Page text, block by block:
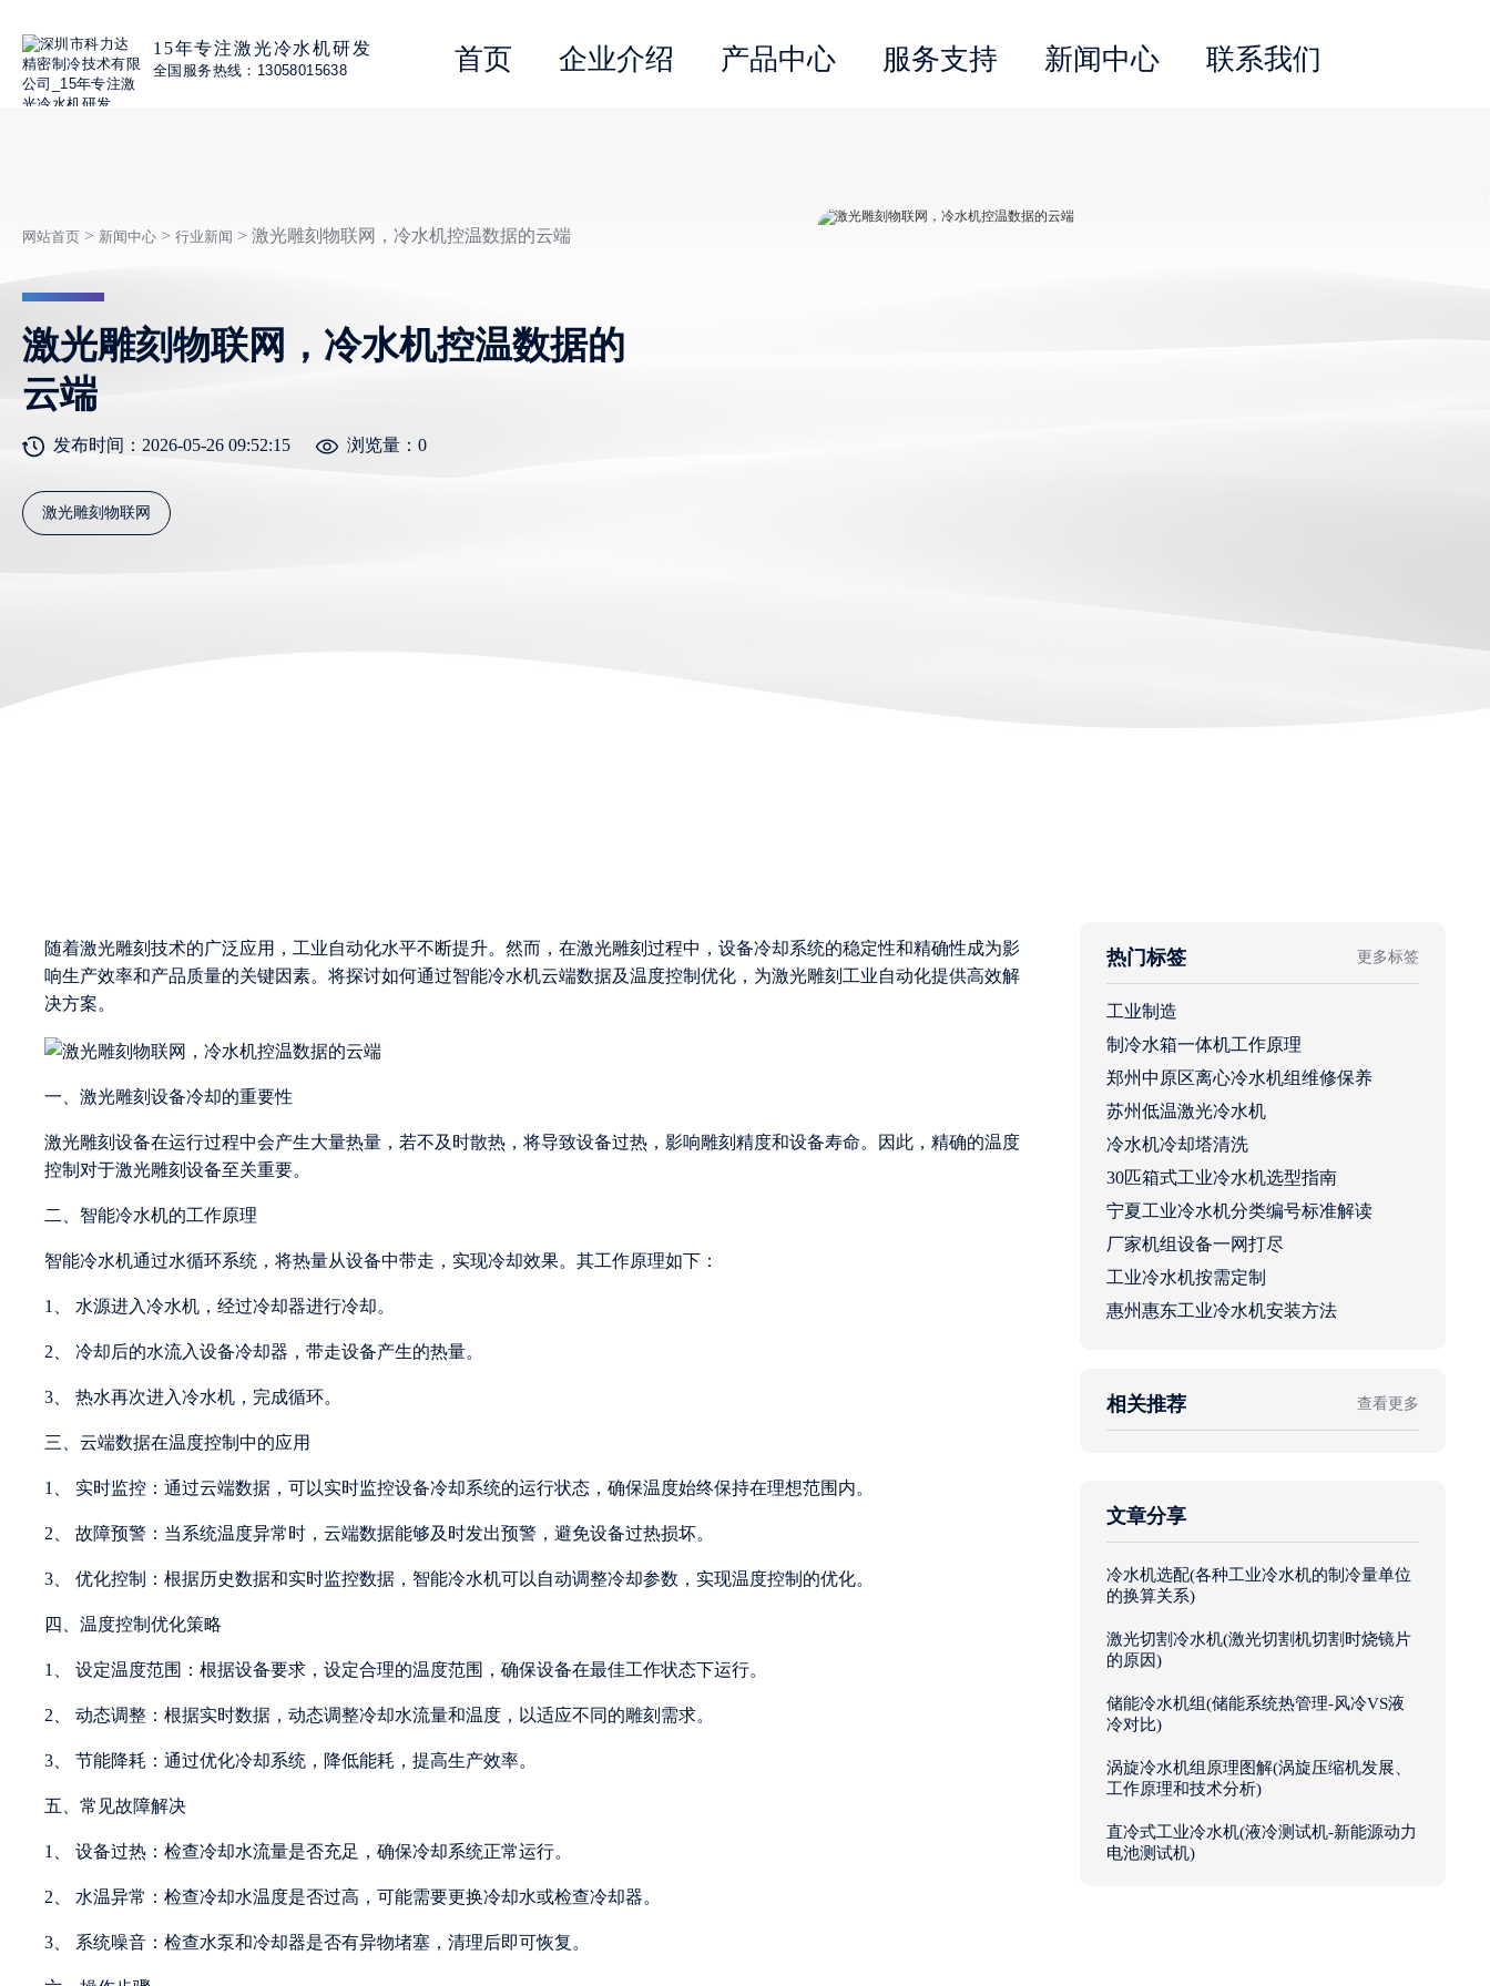
15年专注激光冷水机研发
全国服务热线：13058015638 首页 企业介绍 产品中心 服务支持 新闻中心 联系我们
网站首页 > 新闻中心 > 行业新闻 > 激光雕刻物联网，冷水机控温数据的云端
激光雕刻物联网，冷水机控温数据的
云端
发布时间：2026-05-26 09:52:15 浏览量： 0
激光雕刻物联网
随着激光雕刻技术的广泛应用，工业自动化水平不断提升。然而，在激光雕刻过程中，设备冷却系统的稳定性和精确性成为影
响生产效率和产品质量的关键因素。将探讨如何通过智能冷水机云端数据及温度控制优化，为激光雕刻工业自动化提供高效解
决方案。
一、激光雕刻设备冷却的重要性
激光雕刻设备在运行过程中会产生大量热量，若不及时散热，将导致设备过热，影响雕刻精度和设备寿命。因此，精确的温度
控制对于激光雕刻设备至关重要。
二、智能冷水机的工作原理
智能冷水机通过水循环系统，将热量从设备中带走，实现冷却效果。其工作原理如下：
1、 水源进入冷水机，经过冷却器进行冷却。
2、 冷却后的水流入设备冷却器，带走设备产生的热量。
3、 热水再次进入冷水机，完成循环。
三、云端数据在温度控制中的应用
1、 实时监控：通过云端数据，可以实时监控设备冷却系统的运行状态，确保温度始终保持在理想范围内。
2、 故障预警：当系统温度异常时，云端数据能够及时发出预警，避免设备过热损坏。
3、 优化控制：根据历史数据和实时监控数据，智能冷水机可以自动调整冷却参数，实现温度控制的优化。
四、温度控制优化策略
1、 设定温度范围：根据设备要求，设定合理的温度范围，确保设备在最佳工作状态下运行。
2、 动态调整：根据实时数据，动态调整冷却水流量和温度，以适应不同的雕刻需求。
3、 节能降耗：通过优化冷却系统，降低能耗，提高生产效率。
五、常见故障解决
1、 设备过热：检查冷却水流量是否充足，确保冷却系统正常运行。
2、 水温异常：检查冷却水温度是否过高，可能需要更换冷却水或检查冷却器。
3、 系统噪音：检查水泵和冷却器是否有异物堵塞，清理后即可恢复。
热门标签 更多标签
工业制造
制冷水箱一体机工作原理
郑州中原区离心冷水机组维修保养
苏州低温激光冷水机
冷水机冷却塔清洗
30匹箱式工业冷水机选型指南
宁夏工业冷水机分类编号标准解读
厂家机组设备一网打尽
工业冷水机按需定制
惠州惠东工业冷水机安装方法
相关推荐 查看更多
文章分享
冷水机选配(各种工业冷水机的制冷量单位
的换算关系)
激光切割冷水机(激光切割机切割时烧镜片
的原因)
储能冷水机组(储能系统热管理-风冷VS液
冷对比)
涡旋冷水机组原理图解(涡旋压缩机发展、
工作原理和技术分析)
直冷式工业冷水机(液冷测试机-新能源动力
电池测试机)